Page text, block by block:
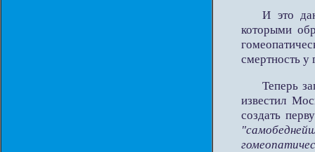
И это
которыми
смертность у
Теперь
известил
создать